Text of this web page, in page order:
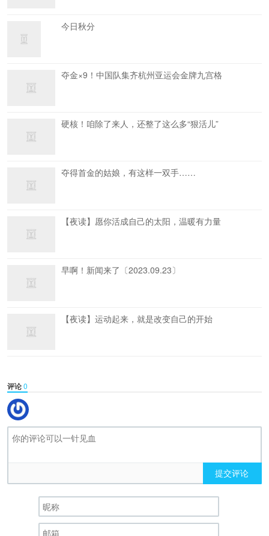
今日秋分
夺金×9！中国队集齐杭州亚运会金牌九宫格
硬核！咱除了来人，还整了这么多“狠活儿”
夺得首金的姑娘，有这样一双手……
【夜读】愿你活成自己的太阳，温暖有力量
早啊！新闻来了〔2023.09.23〕
【夜读】运动起来，就是改变自己的开始
评论0
提交评论